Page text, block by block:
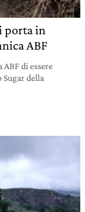
porta in
ABF
di essere
della